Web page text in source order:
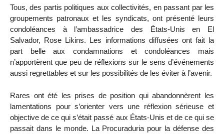
Tous, des partis politiques aux collectivités, en passant par les
groupements patronaux et les syndicats, ont présenté leurs
condoléances à l’ambassadrice des États-Unis en El
Salvador, Rose Likins. Les informations diffusées ont fait la
part belle aux condamnations et condoléances mais
n’apportèrent que peu de réflexions sur le sens d’événements
aussi regrettables et sur les possibilités de les éviter à l’avenir.
Rares ont été les prises de position qui abandonnèrent les
lamentations pour s’orienter vers une réflexion sérieuse et
objective de ce qui s’était passé aux États-Unis et de ce qui se
passait dans le monde. La Procuraduria pour la défense des